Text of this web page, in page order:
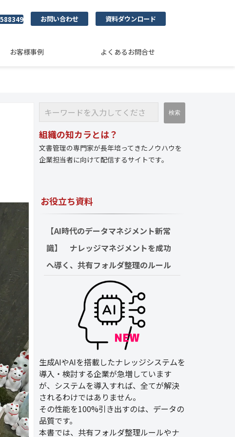
お問い合わせ 資料ダウンロード
お客様事例 よくあるお問合せ
組織の知カラとは？
文書管理の専門家が長年培ってきたノウハウを
企業担当者に向けて配信するサイトです。
お役立ち資料
【AI時代のデータマネジメント新常
識】　ナレッジマネジメントを成功
へ導く、共有フォルダ整理のルール
生成AIやAIを搭載したナレッジシステムを
導入・検討する企業が急増しています
が、システムを導入すれば、全てが解決
されるわけではありません。
その性能を100%引き出すのは、データの
品質です。
本書では、共有フォルダ整理ルールやナ